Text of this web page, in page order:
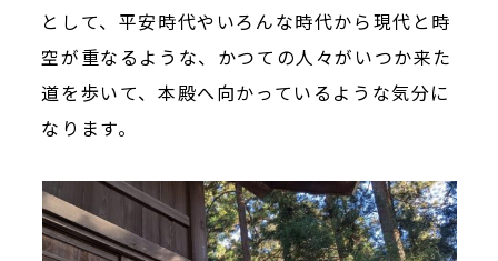
として、平安時代やいろんな時代から現代と時
空が重なるような、かつての人々がいつか来た
道を歩いて、本殿へ向かっているような気分に
なります。